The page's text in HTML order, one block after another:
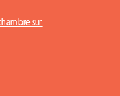
sur